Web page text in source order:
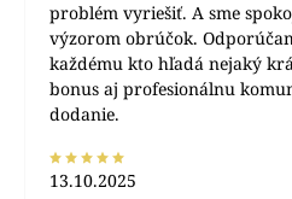
problém vyriešiť. A sme
výzorom obrúčok.
každému kto hľadá nejaký
bonus aj profesionálnu
dodanie.
13.10.2025